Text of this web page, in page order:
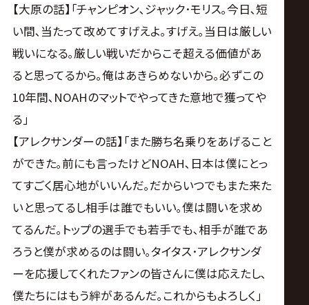
【大原の話】｢チャンピオン､ジャック･モリス｡今日､短
い間､当たって改めてすげえよ｡すげえ｡当日は厳しい
戦いになる｡厳しい戦いだからこそ超える価値があ
ると思ってるから｡俺はあきらめないから｡必ずこの
10年間､NOAHのマットでやってきた意地で獲ってや
る｣
【アレクサンダーの話】｢また勝ち名乗りをあげること
ができた｡前にも言ったけどNOAH､日本は僕にとっ
てすごく居心地がいいんだ｡だからいつでもまた来た
いと思ってるし相手は誰でもいい｡僕は闘いを求め
てるんだ｡トップの選手でも若手でも､相手が誰であ
ろうと僕が求めるのは闘い｡タイタス･アレクサンダ
ーを応援してくれたファンの皆さんに僕は応えたし､
僕たちにはもう絆があるんだ｡これからもよろしく｣